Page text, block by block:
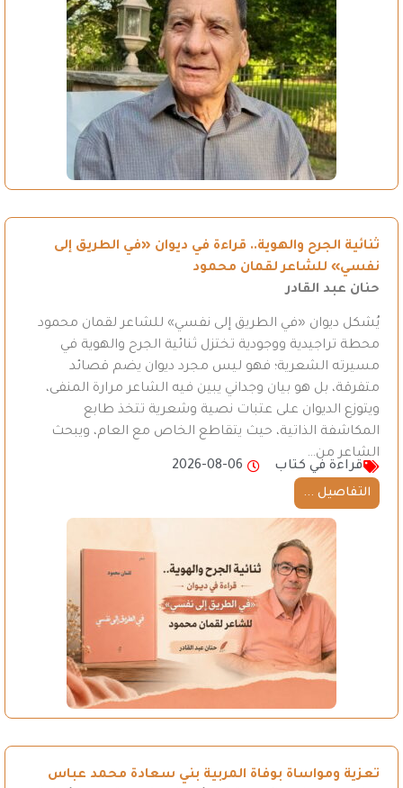
ثنائية الجرح والهوية.. قراءة في ديوان «في الطريق إلى
نفسي» للشاعر لقمان محمود
حنان عبد القادر
يُشكل ديوان «في الطريق إلى نفسي» للشاعر لقمان محمود
محطة تراجيدية ووجودية تختزل ثنائية الجرح والهوية في
مسيرته الشعرية؛ فهو ليس مجرد ديوان يضم قصائد
متفرقة، بل هو بيان وجداني يبين فيه الشاعر مرارة المنفى،
ويتوزع الديوان على عتبات نصية وشعرية تتخذ طابع
المكاشفة الذاتية، حيث يتقاطع الخاص مع العام، ويبحث
الشاعر من…
قراءة في كتاب
2026-08-06
التفاصيل ...
تعزية ومواساة بوفاة المربية بني سعادة محمد عباس